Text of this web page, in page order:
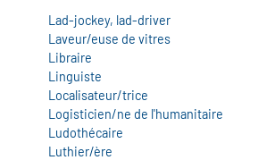
de l'Industrie
emploi-formation
Lad-jockey, lad-driver
Laveur/euse de vitres
Libraire
Linguiste
Localisateur/trice
Logisticien/ne de l'humanitaire
Ludothécaire
Luthier/ère